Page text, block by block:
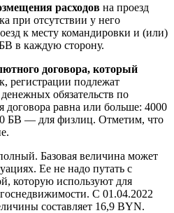
расходов на проезд
при отсутствии у него
к месту командировки и (или)
в каждую сторону.
договора, который
регистрации подлежат
обязательств по
договора равна или больше: 4000
— для физлиц. Отметим, что
Базовая величина может
Ее не надо путать с
которую используют для
С 01.04.2022
составляет 16,9 BYN.